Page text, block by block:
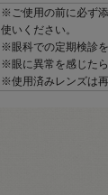
※ご使用の前に必ず
使いください。
※眼科での定期検診を
※眼に異常を感じた
※使用済みレンズは